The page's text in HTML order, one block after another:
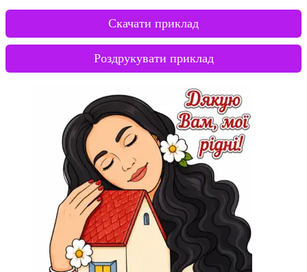
Скачати приклад
Роздрукувати приклад